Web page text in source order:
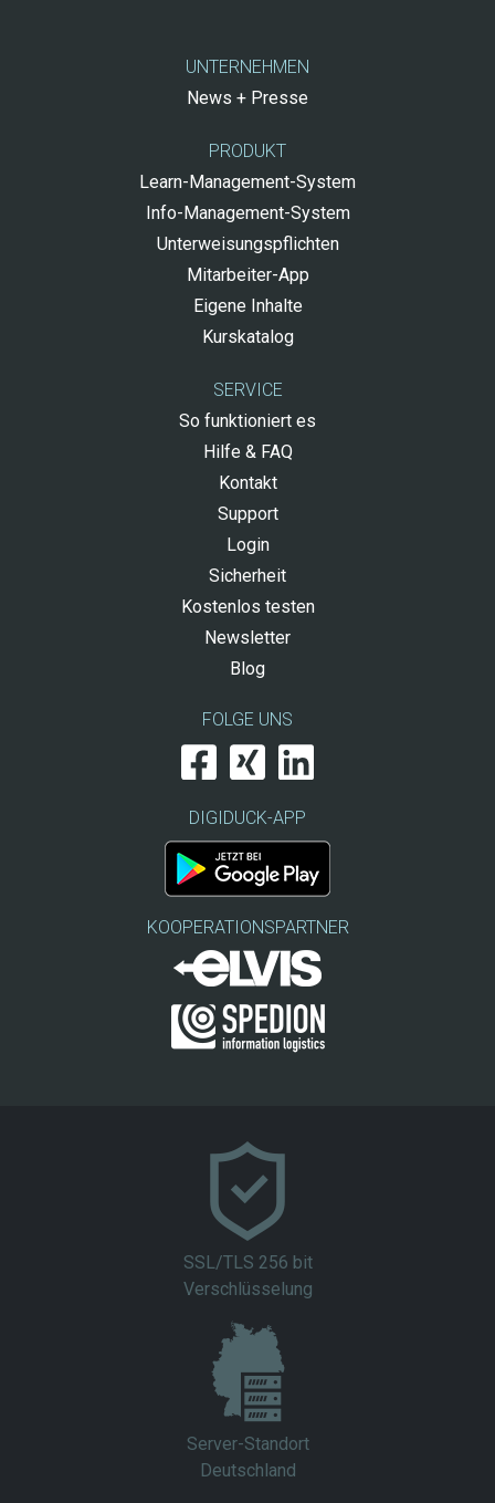
UNTERNEHMEN
News + Presse
PRODUKT
Learn-Management-System
Info-Management-System
Unterweisungspflichten
Mitarbeiter-App
Eigene Inhalte
Kurskatalog
SERVICE
So funktioniert es
Hilfe & FAQ
Kontakt
Support
Login
Sicherheit
Kostenlos testen
Newsletter
Blog
FOLGE UNS
DIGIDUCK-APP
KOOPERATIONSPARTNER
SSL/TLS 256 bit
Verschlüsselung
Server-Standort
Deutschland